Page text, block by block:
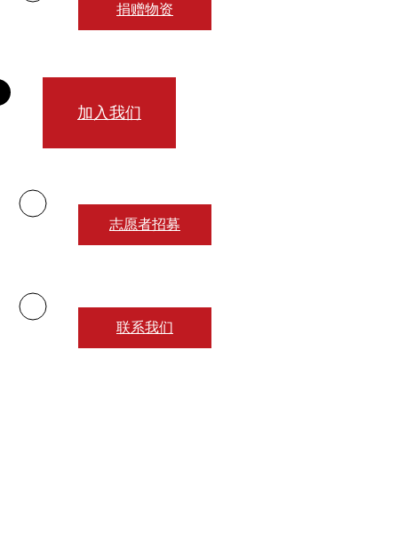
捐赠物资
加入我们
志愿者招募
联系我们